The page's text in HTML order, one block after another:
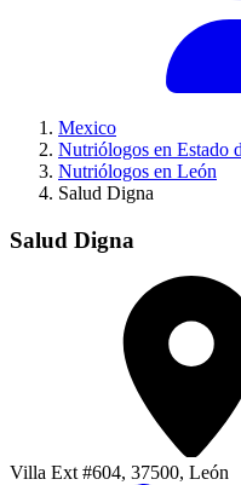
Mexico
Nutriólogos en Estado
Nutriólogos en León
Salud Digna
Salud Digna
Villa Ext #604, 37500, León